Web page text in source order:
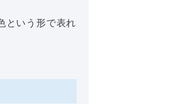
という形で表れ